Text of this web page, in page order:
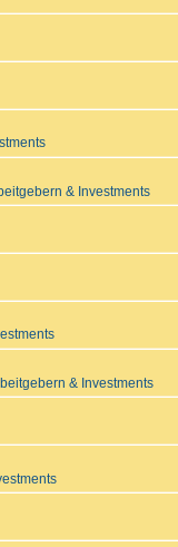
& Investments
& Investments